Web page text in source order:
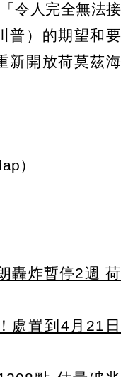
令人完全無法接
普）的期望和要
新開放荷莫茲海
）
轟炸暫停2週 荷
處置到4月21日